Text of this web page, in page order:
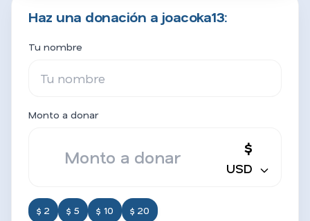
Haz una donación a joacoka13:
Tu nombre
Monto a donar
$
USD
$ 2 $ 5 $ 10 $ 20